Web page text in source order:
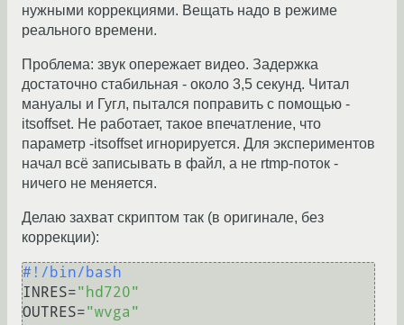
нужными коррекциями. Вещать надо в режиме
реального времени.
Проблема: звук опережает видео. Задержка
достаточно стабильная - около 3,5 секунд. Читал
мануалы и Гугл, пытался поправить с помощью -
itsoffset. Не работает, такое впечатление, что
параметр -itsoffset игнорируется. Для экспериментов
начал всё записывать в файл, а не rtmp-поток -
ничего не меняется.
Делаю захват скриптом так (в оригинале, без
коррекции):
#!/bin/bash
INRES="hd720"
OUTRES="wvga"